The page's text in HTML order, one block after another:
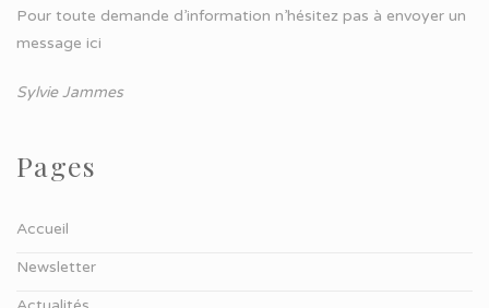
Pour toute demande d’information n’hésitez pas à envoyer un
message ici
Sylvie Jammes
Pages
Accueil
Newsletter